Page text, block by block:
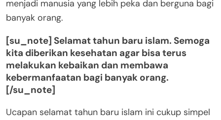
menjadi manusia yang lebih peka dan berguna bagi
banyak orang.
[su_note] Selamat tahun baru islam. Semoga
kita diberikan kesehatan agar bisa terus
melakukan kebaikan dan membawa
kebermanfaatan bagi banyak orang.
[/su_note]
Ucapan selamat tahun baru islam ini cukup simpel